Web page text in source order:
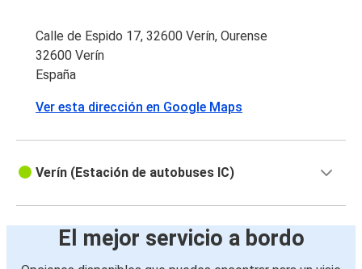
Calle de Espido 17, 32600 Verín, Ourense
32600 Verín
España
Ver esta dirección en Google Maps
Verín (Estación de autobuses IC)
El mejor servicio a bordo